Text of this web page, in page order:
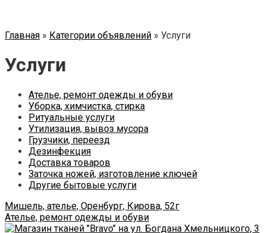
Главная » Категории объявлений » Услуги
Услуги
Ателье, ремонт одежды и обуви
Уборка, химчистка, стирка
Ритуальные услуги
Утилизация, вывоз мусора
Грузчики, переезд
Дезинфекция
Доставка товаров
Заточка ножей, изготовление ключей
Другие бытовые услуги
Мишель, ателье, Оренбург, Кирова, 52г
Ателье, ремонт одежды и обуви